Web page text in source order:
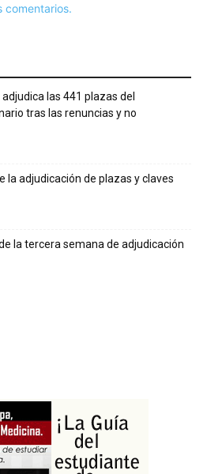
comentarios.
las 441 plazas del
tras las renuncias y no
la adjudicación de plazas y claves
la tercera semana de adjudicación